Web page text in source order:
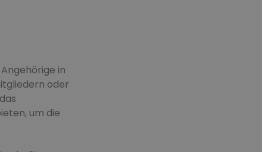
in
oder
um die